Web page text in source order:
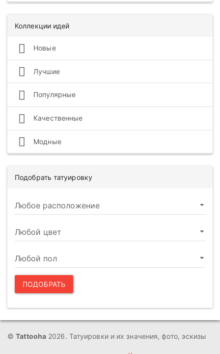
Коллекции идей
Новые
Лучшие
Популярные
Качественные
Модные
Подобрать татуировку
ПОДОБРАТЬ
©Tattooha 2026. Татуировки и их значения, фото, эскизы